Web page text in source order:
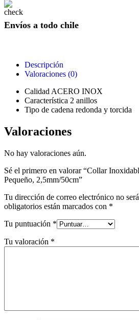
Envíos a todo chile
Descripción
Valoraciones (0)
Calidad ACERO INOX
Característica 2 anillos
Tipo de cadena redonda y torcida
Valoraciones
No hay valoraciones aún.
Sé el primero en valorar “Collar
Pequeño, 2,5mm/50cm”
Tu dirección de correo electrónico no
obligatorios están marcados con *
Tu puntuación *
Tu valoración *